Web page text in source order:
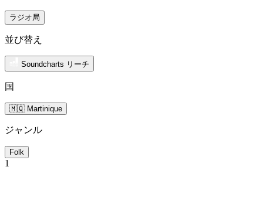
ラジオ局
並び替え
Soundcharts リーチ
国
🇲🇶 Martinique
ジャンル
Folk
1